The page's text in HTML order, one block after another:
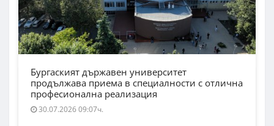
Бургаският държавен университет
продължава приема в специалности с отлична
професионална реализация
30.07.2026 09:07ч.